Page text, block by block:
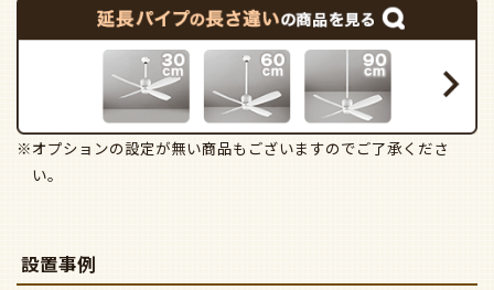
※オプションの設定が無い商品もございますのでご了承くださ
い。
設置事例